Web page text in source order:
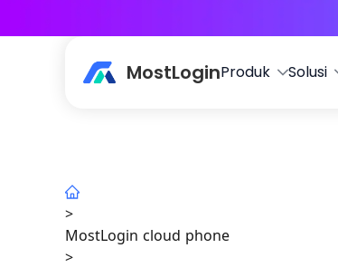
MostLoginProduk Solusi
>
MostLogin cloud phone
>